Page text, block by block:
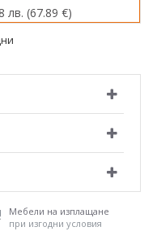
лв. (67.89 €)
Мебели на изплащане
при изгодни условия